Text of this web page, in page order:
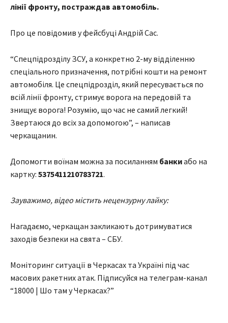
лінії фронту, постраждав автомобіль.
Про це повідомив у фейсбуці Андрій Сас.
“Спецпідрозділу ЗСУ, а конкретно 2-му відділенню
спеціального призначення, потрібні кошти на ремонт
автомобіля. Це спецпідрозділ, який пересувається по
всій лінії фронту, стримує ворога на передовій та
знищує ворога! Розумію, що час не самий легкий!
Звертаюся до всіх за допомогою”, – написав
черкащанин.
Допомогти воїнам можна за посиланням банкиабо на
картку: 5375411210783721.
Зауважимо, відео містить нецензурну лайку:
Нагадаємо, черкащан закликають дотримуватися
заходів безпеки на свята – СБУ.
Моніторинг ситуації в Черкасах та Україні під час
масових ракетних атак. Підписуйся на телеграм-канал
“18000 | Шо там у Черкасах?”